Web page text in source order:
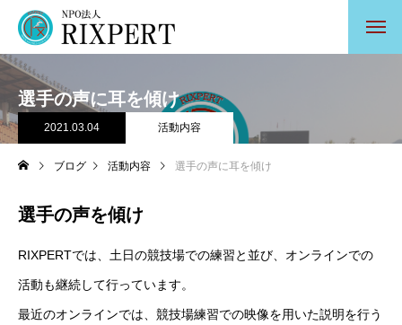
選手の声に耳を傾け
2021.03.04 活動内容
ブログ 活動内容 選手の声に耳を傾け
選手の声を傾け
RIXPERTでは、土日の競技場での練習と並び、オンラインでの
活動も継続して行っています。
最近のオンラインでは、競技場練習での映像を用いた説明を行う